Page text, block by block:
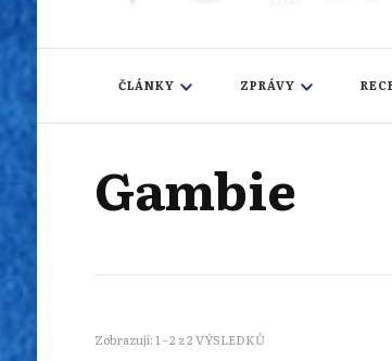
ČLÁNKY ZPRÁVY
Gambie
Zobrazuji: 1 - 2 z 2 VÝSLEDKŮ